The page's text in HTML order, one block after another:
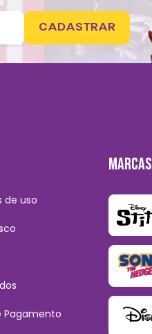
CADASTRAR
de uso
Pagamento
MARCAS